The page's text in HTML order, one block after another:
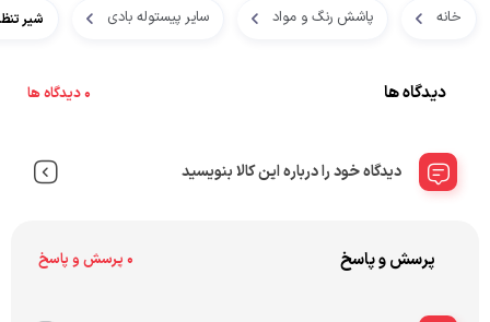
خانه پاشش رنگ و مواد سایر پیستوله بادی شیر
دیدگاه ها 0 دیدگاه ها
دیدگاه خود را درباره این کالا بنویسید
پرسش و پاسخ 0 پرسش و پاسخ